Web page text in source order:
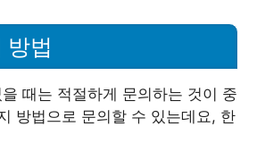
방법
때는 적절하게 문의하는 것이 중
방법으로 문의할 수 있는데요, 한